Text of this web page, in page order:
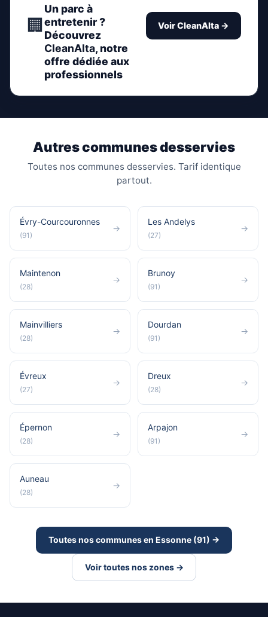
🏢
Un parc à
entretenir ?
Découvrez
CleanAlta, notre
offre dédiée aux
professionnels
Voir CleanAlta →
Autres communes desservies
Toutes nos communes desservies. Tarif identique
partout.
Évry-Courcouronnes
(91)
→
Les Andelys
(27)
→
Maintenon
(28)
→
Brunoy
(91)
→
Mainvilliers
(28)
→
Dourdan
(91)
→
Évreux
(27)
→
Dreux
(28)
→
Épernon
(28)
→
Arpajon
(91)
→
Auneau
(28)
→
Toutes nos communes en Essonne (91) →
Voir toutes nos zones →